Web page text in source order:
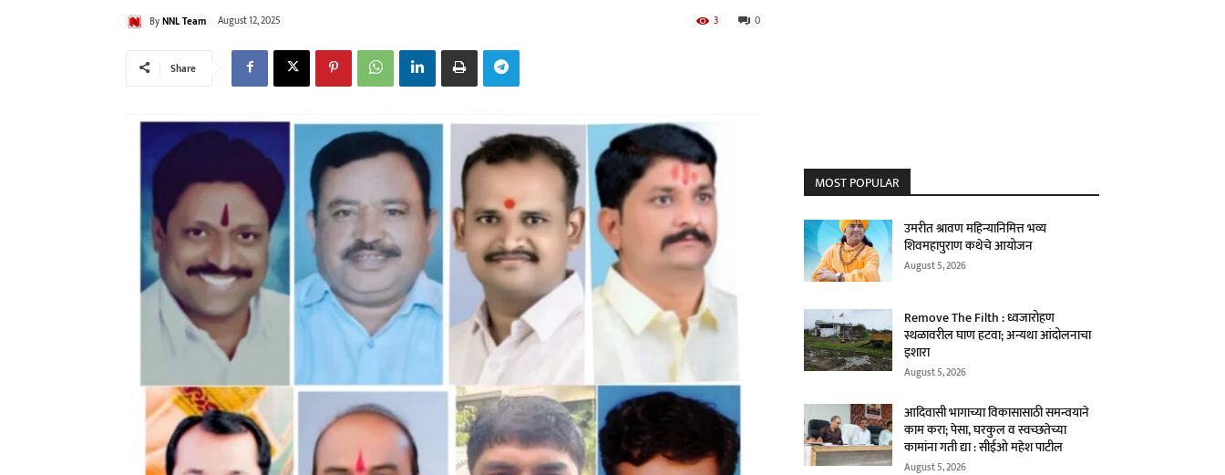
ByNNL Team August 12, 2025 0
3
Share
MOST POPULAR
उमरीत श्रावण महिन्यानिमित्त भव्य
शिवमहापुराण कथेचे आयोजन
August 5, 2026
Remove The Filth : ध्वजारोहण
स्थळावरील घाण हटवा; अन्यथा आंदोलनाचा
इशारा
August 5, 2026
आदिवासी भागाच्या विकासासाठी समन्वयाने
काम करा; पेसा, घरकुल व स्वच्छतेच्या
कामांना गती द्या : सीईओ महेश पाटील
August 5, 2026